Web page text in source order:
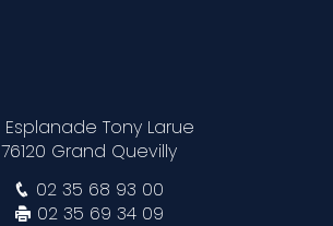
Esplanade Tony Larue
76120 Grand Quevilly
02 35 68 93 00
02 35 69 34 09